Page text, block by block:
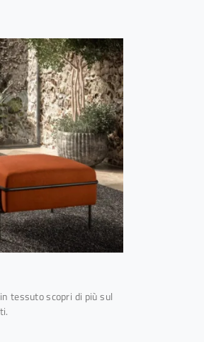
tessuto scopri di più sul